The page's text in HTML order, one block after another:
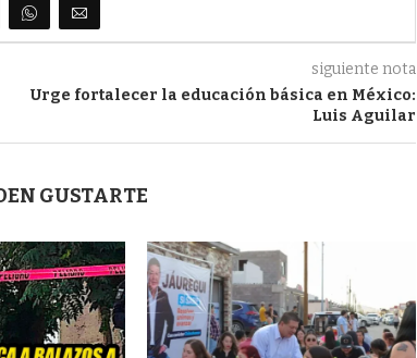
siguiente nota
Urge fortalecer la educación básica en México:
Luis Aguilar
GUSTARTE